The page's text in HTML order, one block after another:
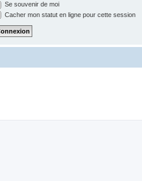
Se souvenir de moi
Cacher mon statut en ligne pour cette session